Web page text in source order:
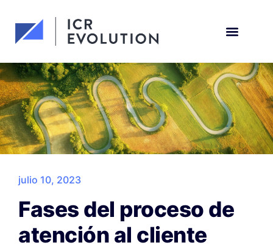
julio 10, 2023
Fases del proceso de
atención al cliente